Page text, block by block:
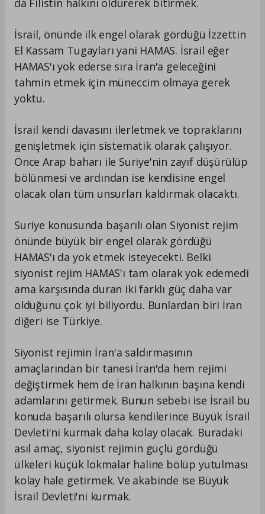
da Filistin halkını öldürerek bitirmek.
İsrail, önünde ilk engel olarak gördüğü İzzettin
El Kassam Tugayları yani HAMAS. İsrail eğer
HAMAS'ı yok ederse sıra İran'a geleceğini
tahmin etmek için müneccim olmaya gerek
yoktu.
İsrail kendi davasını ilerletmek ve topraklarını
genişletmek için sistematik olarak çalışıyor.
Önce Arap baharı ile Suriye'nin zayıf düşürülüp
bölünmesi ve ardından ise kendisine engel
olacak olan tüm unsurları kaldırmak olacaktı.
Suriye konusunda başarılı olan Siyonist rejim
önünde büyük bir engel olarak gördüğü
HAMAS'ı da yok etmek isteyecekti. Belki
siyonist rejim HAMAS'ı tam olarak yok edemedi
ama karşısında duran iki farklı güç daha var
olduğunu çok iyi biliyordu. Bunlardan biri İran
diğeri ise Türkiye.
Siyonist rejimin İran'a saldırmasının
amaçlarından bir tanesi İran'da hem rejimi
değiştirmek hem de İran halkının başına kendi
adamlarını getirmek. Bunun sebebi ise İsrail bu
konuda başarılı olursa kendilerince Büyük İsrail
Devleti'ni kurmak daha kolay olacak. Buradaki
asıl amaç, siyonist rejimin güçlü gördüğü
ülkeleri küçük lokmalar haline bölüp yutulması
kolay hale getirmek. Ve akabinde ise Büyük
İsrail Devleti'ni kurmak.